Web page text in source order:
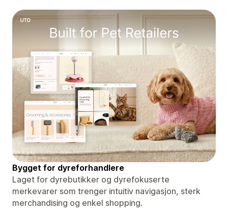
Bygget for dyreforhandlere
Laget for dyrebutikker og dyrefokuserte
merkevarer som trenger intuitiv navigasjon, sterk
merchandising og enkel shopping.